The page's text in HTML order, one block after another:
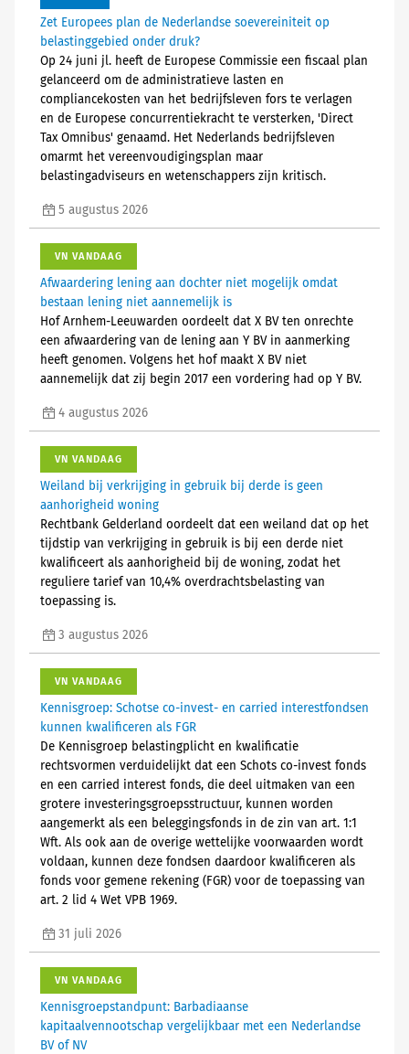
Zet Europees plan de Nederlandse soevereiniteit op
belastinggebied onder druk?
Op 24 juni jl. heeft de Europese Commissie een fiscaal plan
gelanceerd om de administratieve lasten en
compliancekosten van het bedrijfsleven fors te verlagen
en de Europese concurrentiekracht te versterken, 'Direct
Tax Omnibus' genaamd. Het Nederlands bedrijfsleven
omarmt het vereenvoudigingsplan maar
belastingadviseurs en wetenschappers zijn kritisch.
5 augustus 2026
VN VANDAAG
Afwaardering lening aan dochter niet mogelijk omdat
bestaan lening niet aannemelijk is
Hof Arnhem-Leeuwarden oordeelt dat X BV ten onrechte
een afwaardering van de lening aan Y BV in aanmerking
heeft genomen. Volgens het hof maakt X BV niet
aannemelijk dat zij begin 2017 een vordering had op Y BV.
4 augustus 2026
VN VANDAAG
Weiland bij verkrijging in gebruik bij derde is geen
aanhorigheid woning
Rechtbank Gelderland oordeelt dat een weiland dat op het
tijdstip van verkrijging in gebruik is bij een derde niet
kwalificeert als aanhorigheid bij de woning, zodat het
reguliere tarief van 10,4% overdrachtsbelasting van
toepassing is.
3 augustus 2026
VN VANDAAG
Kennisgroep: Schotse co-invest- en carried interestfondsen
kunnen kwalificeren als FGR
De Kennisgroep belastingplicht en kwalificatie
rechtsvormen verduidelijkt dat een Schots co-invest fonds
en een carried interest fonds, die deel uitmaken van een
grotere investeringsgroepsstructuur, kunnen worden
aangemerkt als een beleggingsfonds in de zin van art. 1:1
Wft. Als ook aan de overige wettelijke voorwaarden wordt
voldaan, kunnen deze fondsen daardoor kwalificeren als
fonds voor gemene rekening (FGR) voor de toepassing van
art. 2 lid 4 Wet VPB 1969.
31 juli 2026
VN VANDAAG
Kennisgroepstandpunt: Barbadiaanse
kapitaalvennootschap vergelijkbaar met een Nederlandse
BV of NV